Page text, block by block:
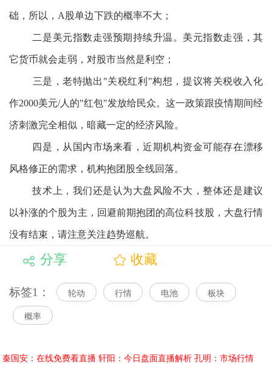
础，所以，A股单边下跌的概率不大；
二是美元指数走强预期持续升温。美元指数走强，其
它货币就会走弱，对股市当然是利空；
三是，老特抛出"关税红利"构想，提议将关税收入化
作2000美元/人的"红包"发放给民众。这一政策跟疫情期间经
济刺激完全相似，暗藏一定的经济风险。
四是，从国内市场来看，近期机构资金可能存在漂移
风格修正的需求，机构抱团股全线回落。
技术上，我们还是认为大盘风险不大，整体还是建议
以补涨的个股为主，回避前期抱团的高位科技股，大盘行情
没有结束，请注意关注趋势巡航。
分享 收藏
标签1： 轮动 行情 电池 板块
概率
秦国安：在线免费看直播 轩阳：今日盘面直播解析 孔明：市场行情